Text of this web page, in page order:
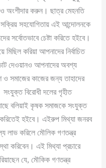
অংশীদার করুন। ছাত্র মেহনতি
সহযোগিতায় এই আন্দোলনকে
সর্বোতভাবে চেষ্টা করিতে হইবে।
মিছিল করিয়া আপনাদের নির্বাচিত
দেওয়ানও আপনাদের অবশ্য
ও সমাজের কাজের জন্য তাহাদের
বিরোধী দলের গৃহীত
বলিয়াই কৃষক সমাজকে সংযুক্ত
করিতেই হইবে। এইরুপ মিথ্যা জনরব
লাভ করিলে মৌলিক গণতন্ত্র
করিবেন। এই মিথ্যা প্রচারে
যে, মৌকিক গণতন্ত্র